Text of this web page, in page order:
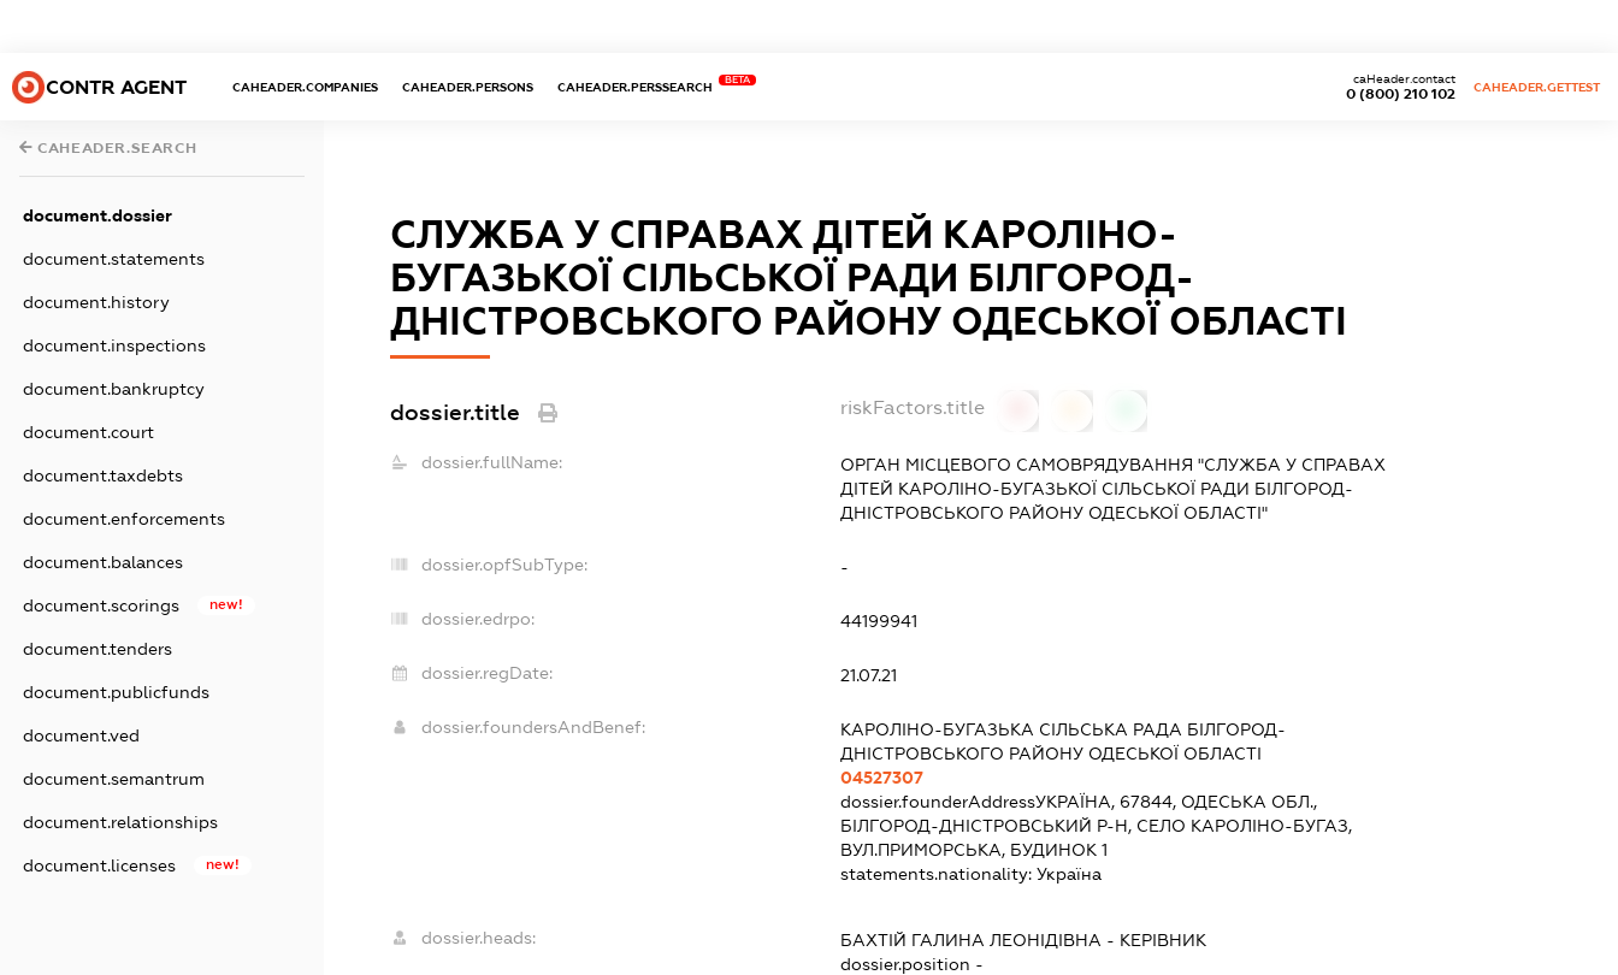
CONTR AGENT CAHEADER.COMPANIES CAHEADER.PERSONS CAHEADER.PERSSEARCH
BETA
0 (800) 210 102
caHeader.contact
CAHEADER.GETTEST
CAHEADER.SEARCH
document.dossier
document.statements
document.history
document.inspections
document.bankruptcy
document.court
document.taxdebts
document.enforcements
document.balances
document.scorings new!
document.tenders
document.publicfunds
document.ved
document.semantrum
document.relationships
document.licenses new!
СЛУЖБА У СПРАВАХ ДІТЕЙ КАРОЛІНО-
БУГАЗЬКОЇ СІЛЬСЬКОЇ РАДИ БІЛГОРОД-
ДНІСТРОВСЬКОГО РАЙОНУ ОДЕСЬКОЇ ОБЛАСТІ
dossier.title riskFactors.title
dossier.fullName:
ОРГАН МІСЦЕВОГО САМОВРЯДУВАННЯ "СЛУЖБА У СПРАВАХ
ДІТЕЙ КАРОЛІНО-БУГАЗЬКОЇ СІЛЬСЬКОЇ РАДИ БІЛГОРОД-
ДНІСТРОВСЬКОГО РАЙОНУ ОДЕСЬКОЇ ОБЛАСТІ"
dossier.opfSubType: -
dossier.edrpo: 44199941
dossier.regDate: 21.07.21
dossier.foundersAndBenef:
КАРОЛІНО-БУГАЗЬКА СІЛЬСЬКА РАДА БІЛГОРОД-
ДНІСТРОВСЬКОГО РАЙОНУ ОДЕСЬКОЇ ОБЛАСТІ
04527307
dossier.founderAddressУКРАЇНА, 67844, ОДЕСЬКА ОБЛ.,
БІЛГОРОД-ДНІСТРОВСЬКИЙ Р-Н, СЕЛО КАРОЛІНО-БУГАЗ,
ВУЛ.ПРИМОРСЬКА, БУДИНОК 1
statements.nationality: Україна
dossier.heads: БАХТІЙ ГАЛИНА ЛЕОНІДІВНА - КЕРІВНИК
dossier.position -